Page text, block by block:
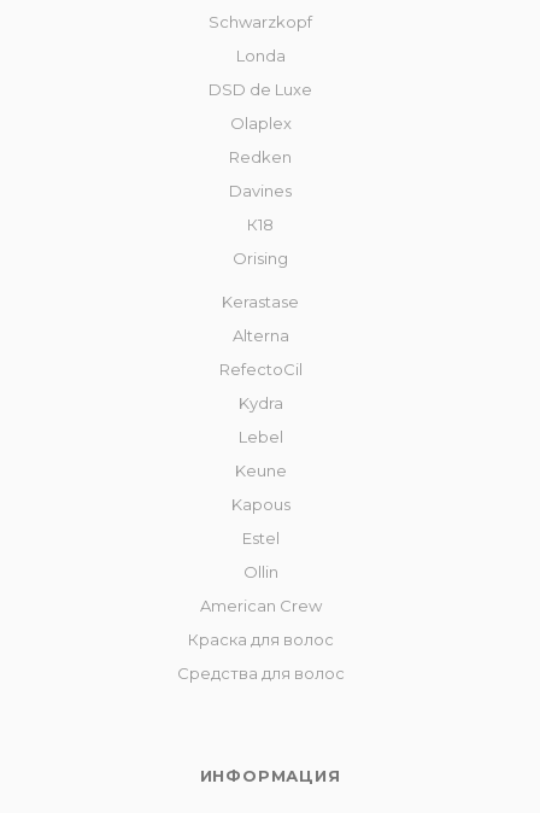
Schwarzkopf
Londa
DSD de Luxe
Olaplex
Redken
Davines
К18
Orising
Kerastase
Alterna
RefectoCil
Kydra
Lebel
Keune
Kapous
Estel
Ollin
American Crew
Краска для волос
Средства для волос
ИНФОРМАЦИЯ